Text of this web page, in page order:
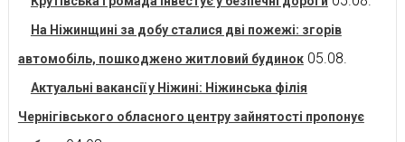
На Ніжинщині за добу сталися дві пожежі: згорів
автомобіль, пошкоджено житловий будинок 05.08.
Актуальні вакансії у Ніжині: Ніжинська філія
Чернігівського обласного центру зайнятості пропонує